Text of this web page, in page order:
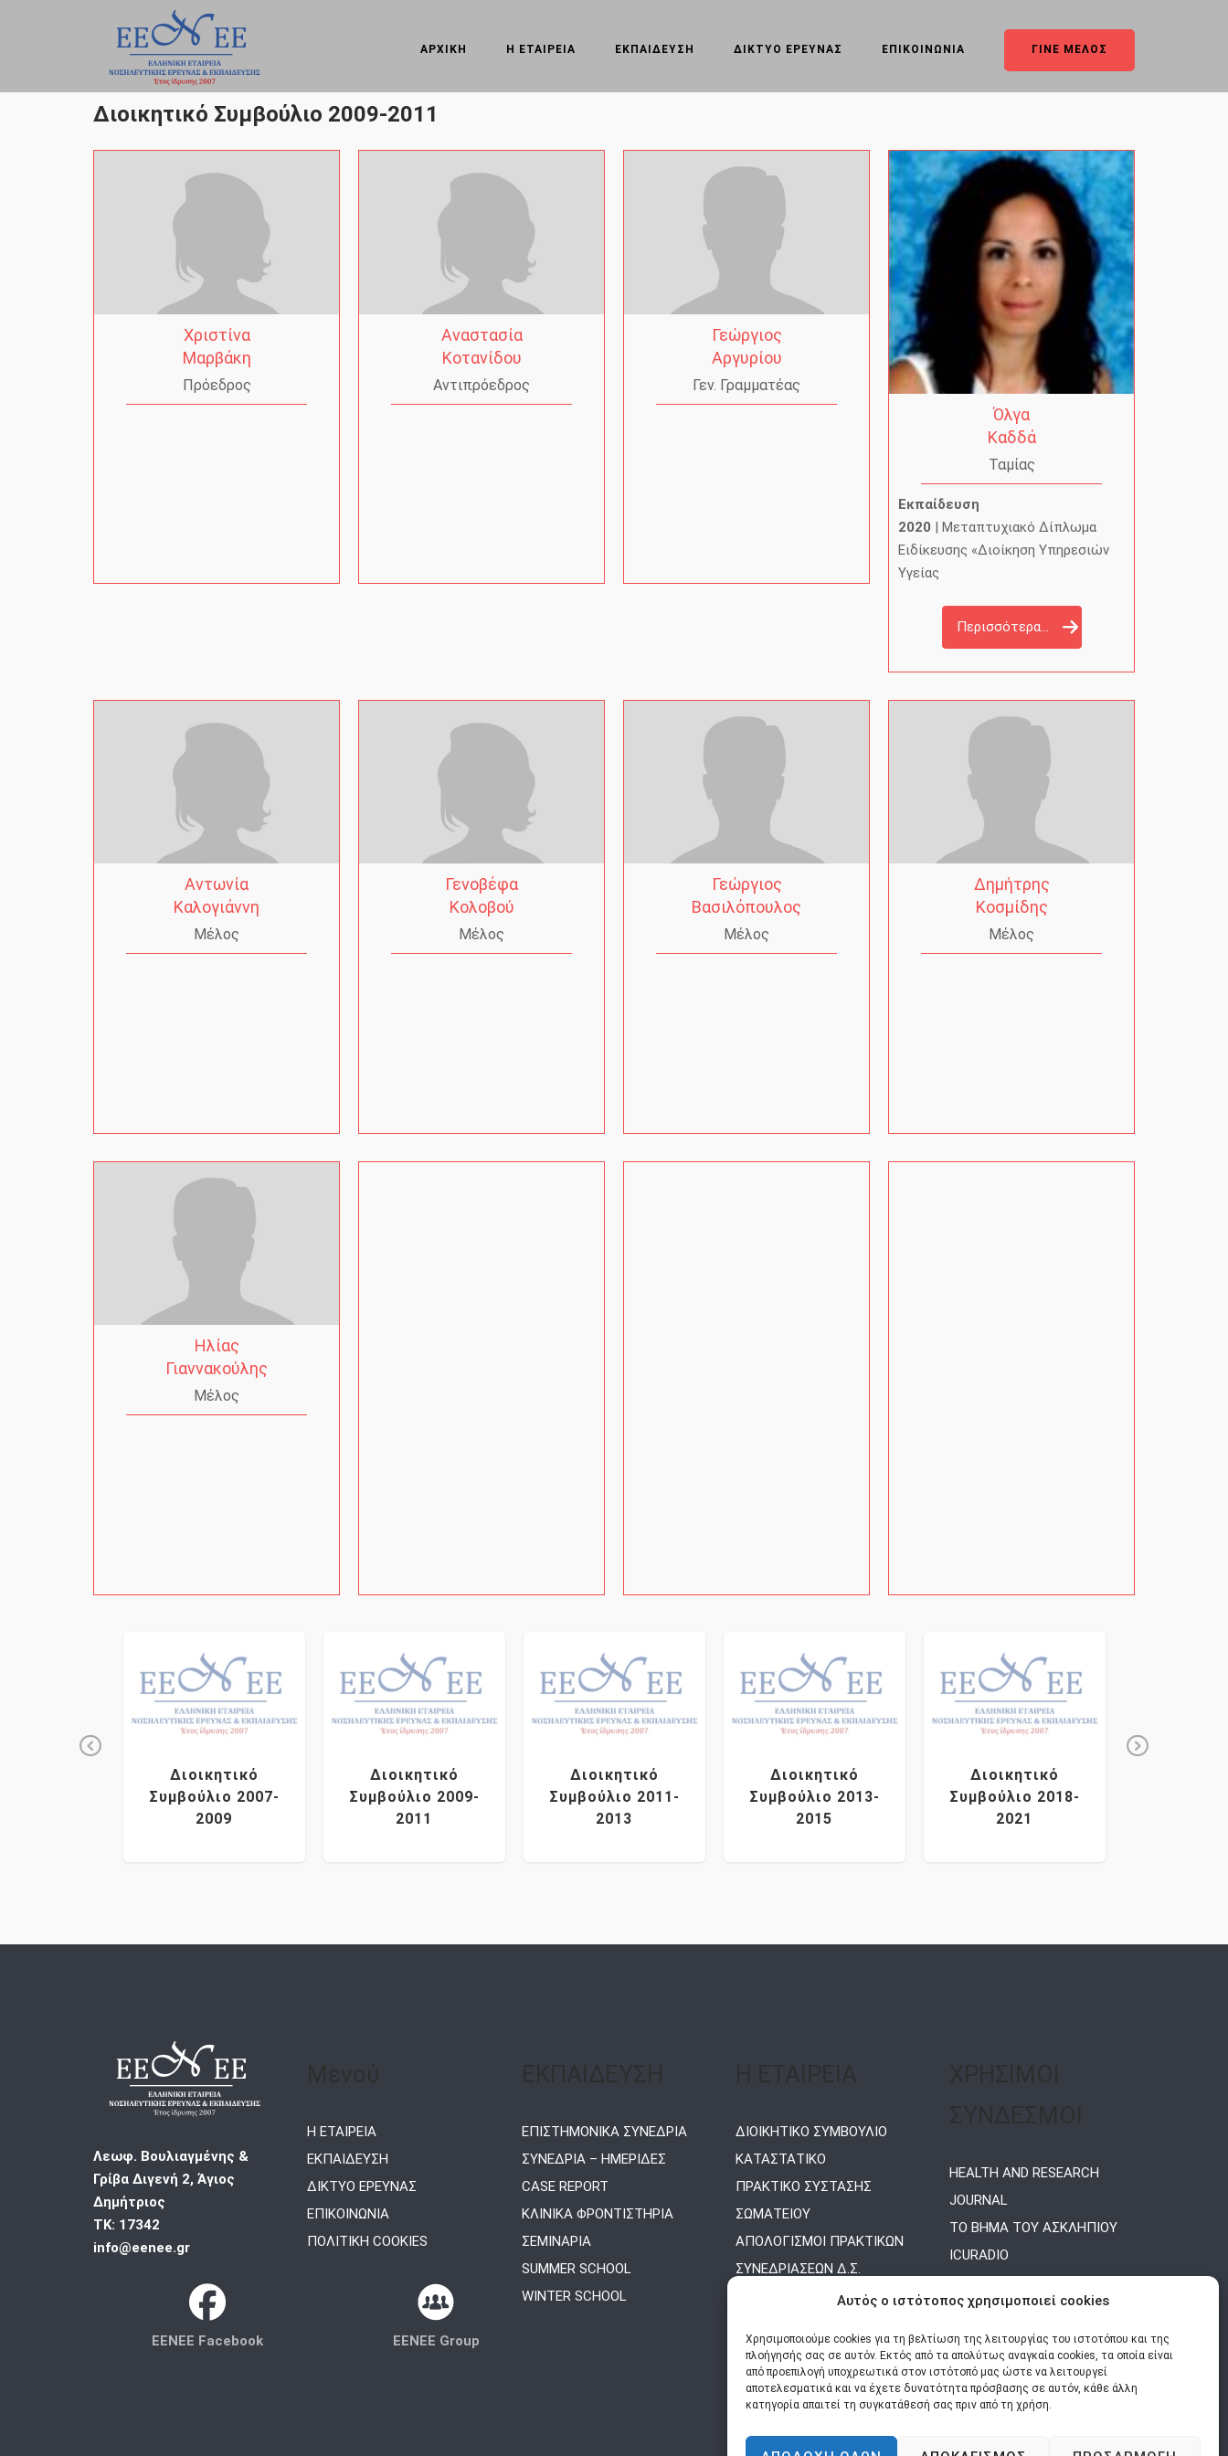
Αυτός ο ιστότοπος χρησιμοποιεί cookies
Χρησιμοποιούμε cookies για τη βελτίωση της λειτουργίας του ιστοτόπου και της
πλοήγησής σας σε αυτόν. Εκτός από τα απολύτως αναγκαία cookies, τα οποία είναι
από προεπιλογή υποχρεωτικά στον ιστότοπό μας ώστε να λειτουργεί
αποτελεσματικά και να έχετε δυνατότητα πρόσβασης σε αυτόν, κάθε άλλη
κατηγορία απαιτεί τη συγκατάθεσή σας πριν από τη χρήση.
ΑΡΧΙΚΗ Η ΕΤΑΙΡΕΙΑ ΕΚΠΑΙΔΕΥΣΗ ΔΙΚΤΥΟ ΕΡΕΥΝΑΣ ΕΠΙΚΟΙΝΩΝΙΑ ΓΙΝΕ ΜΕΛΟΣ
Διοικητικό Συμβούλιο 2009-2011
Χριστίνα
Μαρβάκη
Πρόεδρος
Αναστασία
Κοτανίδου
Αντιπρόεδρος
Γεώργιος
Αργυρίου
Γεν. Γραμματέας
Όλγα
Καδδά
Ταμίας
Εκπαίδευση
2020 | Μεταπτυχιακό Δίπλωμα
Ειδίκευσης «Διοίκηση Υπηρεσιών
Υγείας
Περισσότερα...
Αντωνία
Καλογιάννη
Μέλος
Γενοβέφα
Κολοβού
Μέλος
Γεώργιος
Βασιλόπουλος
Μέλος
Δημήτρης
Κοσμίδης
Μέλος
Ηλίας
Γιαννακούλης
Μέλος
Διοικητικό
Συμβούλιο 2007-
2009
Διοικητικό
Συμβούλιο 2009-
2011
Διοικητικό
Συμβούλιο 2011-
2013
Διοικητικό
Συμβούλιο 2013-
2015
Διοικητικό
Συμβούλιο 2018-
2021
Λεωφ. Βουλιαγμένης &
Γρίβα Διγενή 2, Άγιος
Δημήτριος
ΤΚ: 17342
info@eenee.gr
EENEE Facebook EENEE Group
Η ΕΤΑΙΡΕΙΑ
ΕΚΠΑΙΔΕΥΣΗ
ΔΙΚΤΥΟ ΕΡΕΥΝΑΣ
ΕΠΙΚΟΙΝΩΝΙΑ
ΠΟΛΙΤΙΚΗ COOKIES
ΕΠΙΣΤΗΜΟΝΙΚΑ ΣΥΝΕΔΡΙΑ
ΣΥΝΕΔΡΙΑ – ΗΜΕΡΙΔΕΣ
CASE REPORT
ΚΛΙΝΙΚΑ ΦΡΟΝΤΙΣΤΗΡΙΑ
ΣΕΜΙΝΑΡΙΑ
SUMMER SCHOOL
WINTER SCHOOL
ΔΙΟΙΚΗΤΙΚΟ ΣΥΜΒΟΥΛΙΟ
ΚΑΤΑΣΤΑΤΙΚΟ
ΠΡΑΚΤΙΚΟ ΣΥΣΤΑΣΗΣ
ΣΩΜΑΤΕΙΟΥ
ΑΠΟΛΟΓΙΣΜΟΙ ΠΡΑΚΤΙΚΩΝ
ΣΥΝΕΔΡΙΑΣΕΩΝ Δ.Σ.
HEALTH AND RESEARCH
JOURNAL
ΤΟ ΒΗΜΑ ΤΟΥ ΑΣΚΛΗΠΙΟΥ
ICURADIO
ΠΑΡΑΓΟΝΤΩΝ ΚΙΝΔΥΝΟΥ ΓΙΑ
ΑΓΓΕΙΑΚΑ ΝΟΣΗΜΑΤΑ